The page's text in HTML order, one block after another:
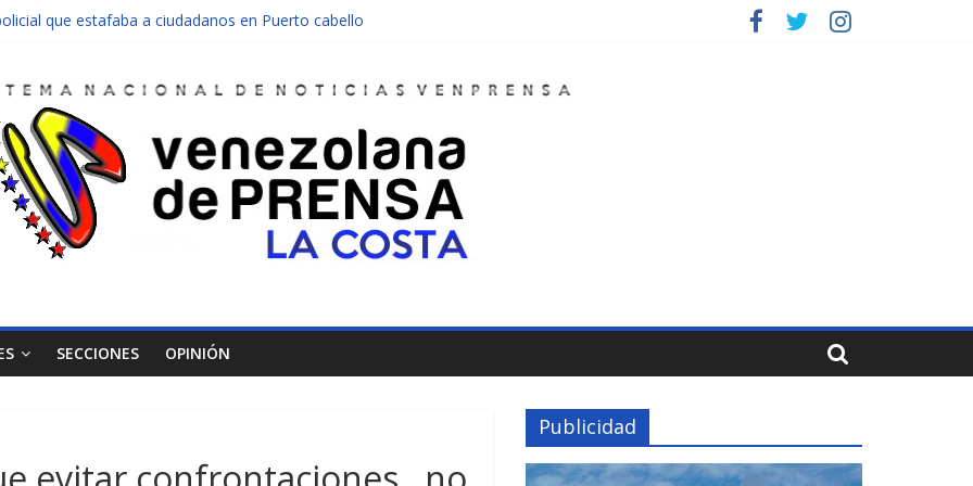
que estafaba a ciudadanos en Puerto cabello
abandonado de Chichiriviche
entre Colombia y Margarita el 27 de junio
SECCIONES OPINIÓN
Publicidad